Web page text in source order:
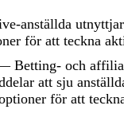
anställda utnyttjar
för att teckna
Betting- och
att sju
för att